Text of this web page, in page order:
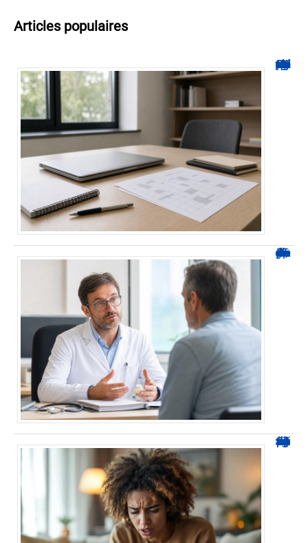
Articles populaires
Hyperplanning INSA CVL : comment suivre votre planning ?
Durée d’arrêt après un stent : des repères, pas une règle fixe
0424 démarchage : reconnaître l’appel et agir sans se tromper